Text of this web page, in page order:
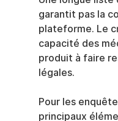
garantit pas la
plateforme. Le
capacité des
produit à faire
légales.
Pour les
principaux